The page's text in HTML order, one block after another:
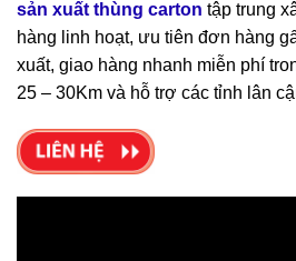
sản xuất thùng carton tập trung
hàng linh hoạt, ưu tiên đơn hàng
xuất, giao hàng nhanh miễn phí
25 – 30Km và hỗ trợ các tỉnh lân